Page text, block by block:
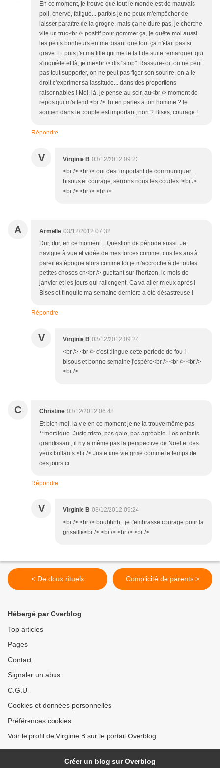
En ce moment, je trouve que tout le monde est de mauvais
poil, énervé, fatigué... parfois je ne peux m'empêcher de
laisser paraître de la grogne, mais ça ne dure pas, je cherche
vite un truc<br /> positif pour gommer ça, je quête moi aussi
les petits bonheurs en me disant que tout ça n'était pas si
grave. Et puis j'ai ma fille qui me le fait de suite remarquer, qui
s'inquiète et là, je me<br /> dis "stop". Rassure-toi, on ne peut
pas tout supporter, on ne peut pas figer son sourire, on a le
droit d'exprimer sa lassitude... dans des proportions
raisonnables ! Moi, là, je pense au soir, au<br /> moment de
repos qui m'attend.<br /> Tu en parles à ton homme ? le
soutien dans le couple est important, non ? Bises, courage !
Répondre
V Virginie B 03/12/2012 09:23
<br /> <br /> oui c'est important de communiquer...
bisous et courage, serrons nous les coudes !<br />
<br /> <br /> <br />
A Armelle 03/12/2012 07:32
Dur, dur, en ce moment... Question de période aussi. Je
navigue à vue et vidée de mes forces comme tous les ans à
pareilles époque alors comme toi je m'accroche à de toutes
petites choses en<br /> guettant sur l'horizon, le mois de
janvier et les jours qui rallongent. Ca va aller mieux après !
Bises et t'inquite ma semaine dernière a été désastreuse !
Répondre
V Virginie B 03/12/2012 09:24
<br /> <br /> c'est dingue cette période de fou !
bisous et bonne semaine j'espère<br /> <br /> <br />
<br />
C Christine 03/12/2012 06:48
Et bien moi, la vie en ce moment je ne la trouve même pas
**merdique. Juste triste, pas gaie, pas agréable. Les enfants
grandissant, il n'y a même pas la perspective de Noël et des
yeux brillants.<br /> Juste une vie grise comme le temps de
ces jours ci.
Répondre
V Virginie B 03/12/2012 09:24
<br /> <br /> bouhhhh...je t'embrasse courage pour la
grisaille<br /> <br /> <br /> <br />
< De doux rituels Complicité de parents >
Hébergé par Overblog
Top articles
Pages
Contact
Signaler un abus
C.G.U.
Cookies et données personnelles
Préférences cookies
Voir le profil de Virginie B sur le portail Overblog
Créer un blog sur Overblog